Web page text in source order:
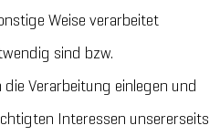
Weise verarbeitet
sind bzw.
Verarbeitung einlegen und
Interessen unsererseits